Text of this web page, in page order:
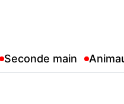
Seconde main